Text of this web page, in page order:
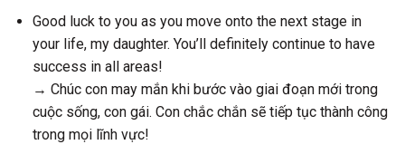
Good luck to you as you move onto the next stage in
your life, my daughter. You’ll definitely continue to have
success in all areas!
→ Chúc con may mắn khi bước vào giai đoạn mới trong
cuộc sống, con gái. Con chắc chắn sẽ tiếp tục thành công
trong mọi lĩnh vực!